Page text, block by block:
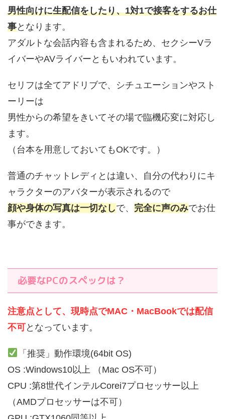
男性向けに生配信をしたり、1対1で接客をするお仕
事となります。
アダルトな会話内容も含まれるため、セクシーVラ
イバーやAVライバーともいわれています。
セリフは全てアドリブで、シチュエーションやスト
ーリーは
男性からの希望をきいてその場で臨機応変に対応し
ます。
（台本を用意しておいてもOKです。）
普通のチャットレディとは違い、自分の代わりにキ
ャラクターのアバターが表示されるので
顔や身体の写真は一切なしで、 完全に声のみでお仕
事ができます。
必要なPCのスペックは？
注意点として、現時点でMAC・MacBookでは配信
不可となっています。
「推奨」動作環境(64bit OS)
OS :Windows10以上 （Mac OS不可）
CPU :第8世代インテルCorei7プロセッサー以上
（AMDプロセッサーは不可）